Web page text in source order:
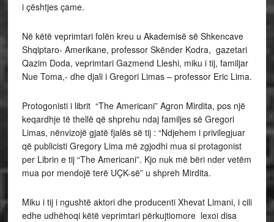
i çështjes çame.
Në këtë veprimtari folën kreu u Akademisë së Shkencave
Shqiptaro- Amerikane, professor Skënder Kodra, gazetari
Qazim Doda, veprimtari Gazmend Lleshi, miku i tij, familjar
Nue Toma,- dhe djali i Gregori Limas – professor Eric Lima.
Protogonisti i librit “The Americani” Agron Mirdita, pos një
keqardhje të thellë që shprehu ndaj familjes së Gregori
Limas, nënvizojë gjatë fjalës së tij : “Ndjehem i privilegjuar
që publicisti Gregory Lima më zgjodhi mua si protagonist
per Librin e tij “The Americani”. Kjo nuk më bëri nder vetëm
mua por mendojë terë UÇK-së” u shpreh Mirdita.
Miku i tij i ngushtë aktori dhe producenti Xhevat Limani, i cili
edhe udhëhoqi këtë veprimtari përkujtiomore lexoi disa